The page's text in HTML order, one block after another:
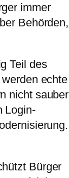
immer
Behörden,
Teil des
echte
nicht sauber
Login-
Bürger